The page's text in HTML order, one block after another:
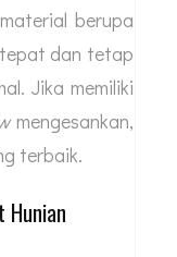
berupa
dan tetap
Jika memiliki
mengesankan,
terbaik.
Hunian